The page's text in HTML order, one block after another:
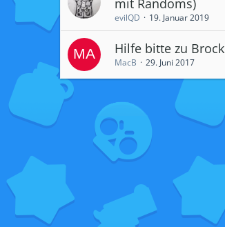
mit Randoms)
evilQD 19. Januar 2019
Hilfe bitte zu Brock
MacB 29. Juni 2017